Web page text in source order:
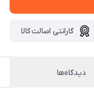
گارانتی اصالت کالا
دیدگاه‌ها